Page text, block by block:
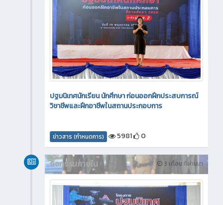
ปฐมนิเทศนักเรียน นักศึกษา ก่อนออกฝึกประสบการณ์
วิชาชีพและฝึกอาชีพในสถานประกอบการ
ข่าวสาร (กำหนดการ) 5981 0
3 เดือน ที่ผ่านมา
กิจกรรมภายใน